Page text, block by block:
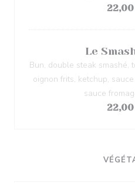
22,00
Le
Bun, double steak smashé,
oignon frits, ketchup,
sauce
22,00